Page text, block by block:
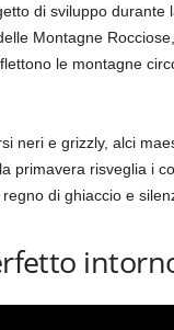
di sviluppo
Montagne
le montagne
neri e grizzly, alci
primavera risveglia i
di ghiaccio e